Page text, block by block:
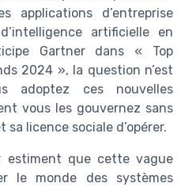
applications d’entreprise
artificielle en
Gartner dans « Top
2024 », la question n’est
adoptez ces nouvelles
vous les gouvernez sans
licence sociale d’opérer.
estiment que cette vague
le monde des systèmes